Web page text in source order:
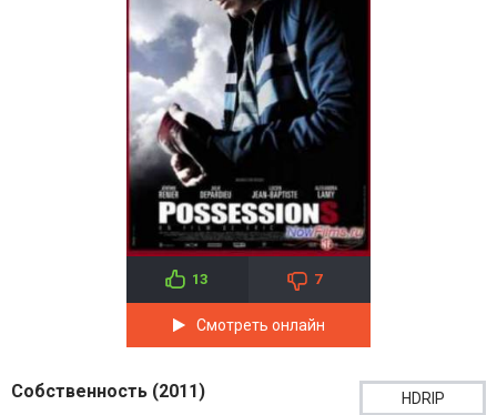
13 7
Смотреть онлайн
Собственность (2011) HDRIP